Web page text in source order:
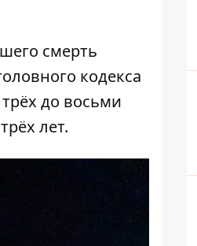
смерть
кодекса
до восьми
лет.